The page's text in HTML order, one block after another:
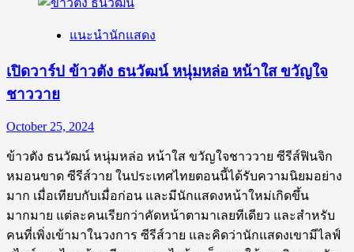
วาร์
เอิร์ท
หล่อ
เข้ม
ทรง
เสน่ห์
ใคร
เห็น
แนะนำนักแสดง
เปิดวาร์ป ข้าวตัง ธนวัฒน์ หนุ่มหล่อ หน้าใส ขวัญใจ
ชาววาย
October 25, 2024
ข้าวตัง ธนวัฒน์ หนุ่มหล่อ หน้าใส ขวัญใจชาววาย ซีรีส์ฟินจิก
หมอนขาด ซีรีส์วาย ในประเทศไทยตอนนี้ได้รับความนิยมอย่าง
มาก เมื่อเทียบกับเมื่อก่อน และมีนักแสดงหน้าใหม่เกิดขึ้น
มากมาย แต่ละคนเรียกว่าคัดหน้าตามาเลยทีเดียว และสำหรับ
คนที่เพิ่งเข้ามาในวงการ ซีรีส์วาย และคิดว่านักแสดงเขามีไลฟ์